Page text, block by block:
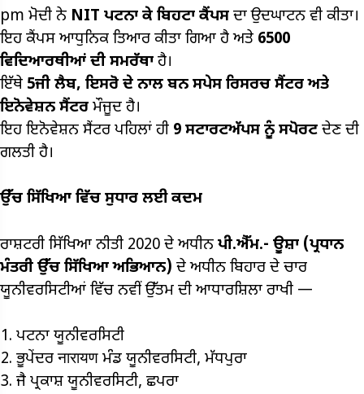
pm ਮੋਦੀ ਨੇ NIT ਪਟਨਾ ਕੇ ਬਿਹਟਾ ਕੈੰਪਸ ਦਾ ਉਦਘਾਟਨ ਵੀ ਕੀਤਾ।
ਇਹ ਕੈੰਪਸ ਆਧੁਨਿਕ ਤਿਆਰ ਕੀਤਾ ਗਿਆ ਹੈ ਅਤੇ 6500
ਵਿਦਿਆਰਥੀਆਂ ਦੀ ਸਮਰੱਥਾ ਹੈ।
ਇੱਥੇ 5ਜੀ ਲੈਬ, ਇਸਰੋ ਦੇ ਨਾਲ ਬਨ ਸਪੇਸ ਰਿਸਰਚ ਸੈਂਟਰ ਅਤੇ
ਇਨੋਵੇਸ਼ਨ ਸੈਂਟਰ ਮੌਜੂਦ ਹੈ।
ਇਹ ਇਨੋਵੇਸ਼ਨ ਸੈਂਟਰ ਪਹਿਲਾਂ ਹੀ 9 ਸਟਾਰਟਅੱਪਸ ਨੂੰ ਸਪੋਰਟ ਦੇਣ ਦੀ
ਗਲਤੀ ਹੈ।
ਉੱਚ ਸਿੱਖਿਆ ਵਿੱਚ ਸੁਧਾਰ ਲਈ ਕਦਮ
ਰਾਸ਼ਟਰੀ ਸਿੱਖਿਆ ਨੀਤੀ 2020 ਦੇ ਅਧੀਨ ਪੀ.ਐੱਮ.- ਊਸ਼ਾ (ਪ੍ਰਧਾਨ
ਮੰਤਰੀ ਉੱਚ ਸਿੱਖਿਆ ਅਭਿਆਨ) ਦੇ ਅਧੀਨ ਬਿਹਾਰ ਦੇ ਚਾਰ
ਯੂਨੀਵਰਸਿਟੀਆਂ ਵਿੱਚ ਨਵੀਂ ਉੱਤਮ ਦੀ ਆਧਾਰਸ਼ਿਲਾ ਰਾਖੀ —
ਪਟਨਾ ਯੂਨੀਵਰਸਿਟੀ
ਭੂਪੇਂਦਰ नारायण ਮੰਡ ਯੂਨੀਵਰਸਿਟੀ, ਮੱਧਪੁਰਾ
ਜੈ ਪ੍ਰਕਾਸ਼ ਯੂਨੀਵਰਸਿਟੀ, ਛਪਰਾ